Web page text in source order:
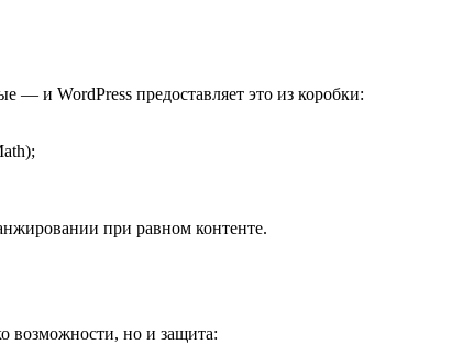
и WordPress предоставляет это из коробки:
при равном контенте.
возможности, но и защита: